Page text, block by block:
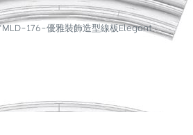
176-優雅裝飾造型線板Elegant